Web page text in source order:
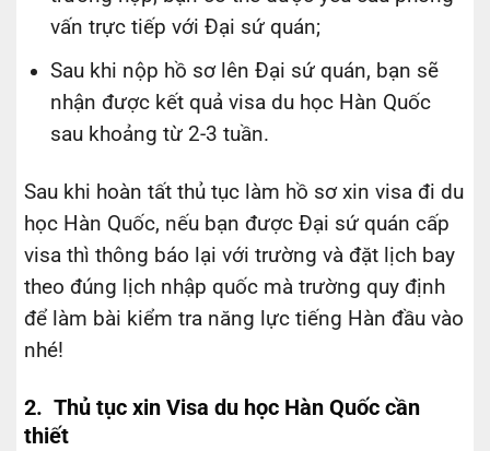
vấn trực tiếp với Đại sứ quán;
Sau khi nộp hồ sơ lên Đại sứ quán, bạn sẽ
nhận được kết quả visa du học Hàn Quốc
sau khoảng từ 2-3 tuần.
Sau khi hoàn tất thủ tục làm hồ sơ xin visa đi du
học Hàn Quốc, nếu bạn được Đại sứ quán cấp
visa thì thông báo lại với trường và đặt lịch bay
theo đúng lịch nhập quốc mà trường quy định
để làm bài kiểm tra năng lực tiếng Hàn đầu vào
nhé!
2. Thủ tục xin Visa du học Hàn Quốc cần
thiết